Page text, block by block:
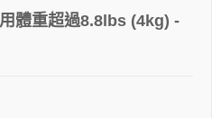
體重超過8.8lbs (4kg) -